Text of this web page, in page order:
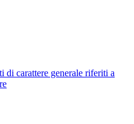
di carattere generale riferiti a